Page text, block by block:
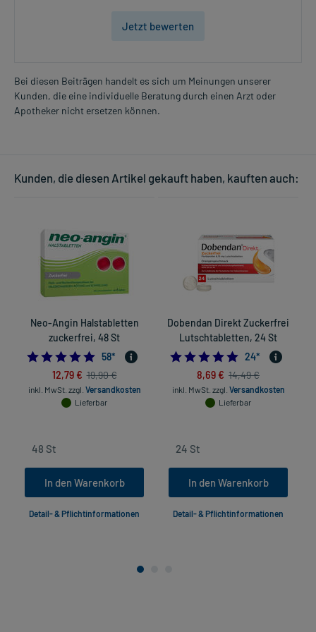
Jetzt bewerten
Bei diesen Beiträgen handelt es sich um Meinungen unserer
Kunden, die eine individuelle Beratung durch einen Arzt oder
Apotheker nicht ersetzen können.
Kunden, die diesen Artikel gekauft haben, kauften auch:
Neo-Angin Halstabletten
zuckerfrei, 48 St
4.948275862068965
58*
12,79 € 19,90 €
inkl. MwSt. zzgl. Versandkosten
Lieferbar
In den Warenkorb
Detail- & Pflichtinformationen
Dobendan Direkt Zuckerfrei
Lutschtabletten, 24 St
4.875
24*
8,69 € 14,49 €
inkl. MwSt. zzgl. Versandkosten
Lieferbar
In den Warenkorb
Detail- & Pflichtinformationen